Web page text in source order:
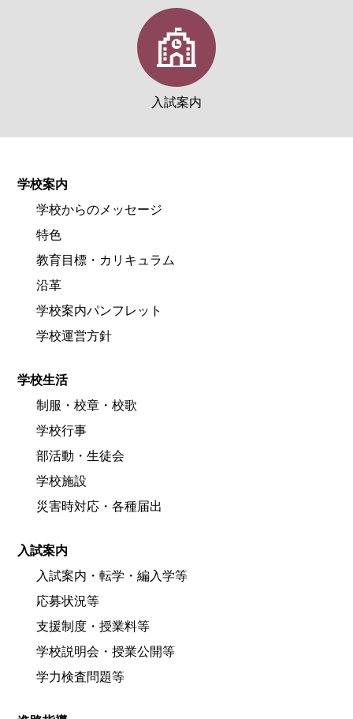
入試案内
学校案内
学校からのメッセージ
特色
教育目標・カリキュラム
沿革
学校案内パンフレット
学校運営方針
学校生活
制服・校章・校歌
学校行事
部活動・生徒会
学校施設
災害時対応・各種届出
入試案内
入試案内・転学・編入学等
応募状況等
支援制度・授業料等
学校説明会・授業公開等
学力検査問題等